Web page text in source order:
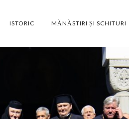
ISTORIC MĂNĂSTIRI ȘI SCHITURI